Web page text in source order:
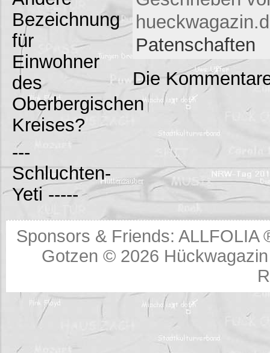
Bezeichnung
für
Einwohner
des
Oberbergischen
Kreises?
---
Schluchten-
Yeti -----
Patenschaften
Die
Sponsors & Friends:ALLFOLIA
Gotzen © 2026